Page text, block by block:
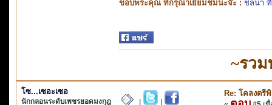
ขอบพระคุณ ที่กรุณาเยี่ยมชมนะจ๊ะ : ชลนา
~รว
โซ...เซอะเซอ
นักกลอนระดับเพชรยอดมงกุฎ
Re: โคลงตรี